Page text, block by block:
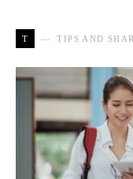
T TIPS AND